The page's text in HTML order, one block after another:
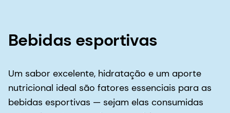
bebidas esportivas — sejam elas consumidas
antes, durante ou após o exercício.
Então, por que não aproveitar nossas amplas
soluções em aromas e nossa experiência?
Ajudaremos você a encontrar as combinações